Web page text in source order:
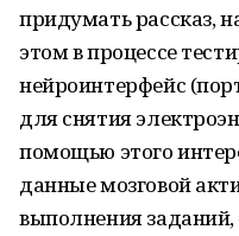
придумать рассказ,
этом в процессе
нейроинтерфейс
для снятия
помощью этого
данные мозговой
выполнения